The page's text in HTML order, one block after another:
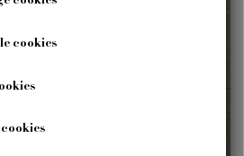
Blog
Om mig
cookies